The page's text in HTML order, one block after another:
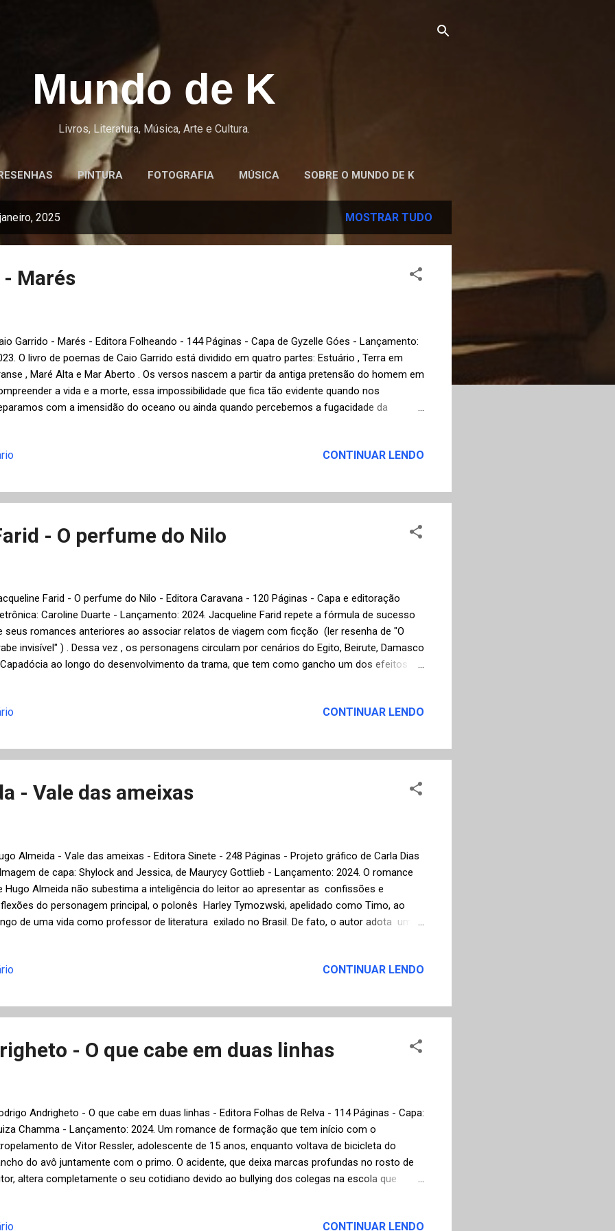
Mundo de K
Livros, Literatura, Música, Arte e Cultura.
PINTURA FOTOGRAFIA MÚSICA SOBRE O MUNDO DE K
2025 MOSTRAR TUDO
- Marés
Garrido - Marés - Editora Folheando - 144 Páginas - Capa de Gyzelle Góes - Lançamento:
O livro de poemas de Caio Garrido está dividido em quatro partes: Estuário , Terra em
, Maré Alta e Mar Aberto . Os versos nascem a partir da antiga pretensão do homem em
a vida e a morte, essa impossibilidade que fica tão evidente quando nos
com a imensidão do oceano ou ainda quando percebemos a fugacidade da
repente / com o fato de sermos tão sós / tal pássaro sem voz // Voltamos com a certeza
e o ritmo que Garrido busca com seus poemas: "Vontade de chorar / A água
é sincera // A mulher é bela / em qualquer lugar // Mas só no mar / É aquarela...
CONTINUAR LENDO
- O perfume do Nilo
Farid - O perfume do Nilo - Editora Caravana - 120 Páginas - Capa e editoração
Caroline Duarte - Lançamento: 2024. Jacqueline Farid repete a fórmula de sucesso
seus romances anteriores ao associar relatos de viagem com ficção (ler resenha de "O
invisível" ) . Dessa vez , os personagens circulam por cenários do Egito, Beirute, Damasco
ao longo do desenvolvimento da trama, que tem como gancho um dos efeitos
o aroma de um perfume singular, o Água do Nilo, que passa a ser uma obsessão por
somente aos poucos: o envelhecimento precoce da pele. Maravilhada com o
de seu olfato, mesmo que sentindo apenas um único odor, Adriana te...
CONTINUAR LENDO
- Vale das ameixas
Almeida - Vale das ameixas - Editora Sinete - 248 Páginas - Projeto gráfico de Carla Dias
de capa: Shylock and Jessica, de Maurycy Gottlieb - Lançamento: 2024. O romance
Hugo Almeida não subestima a inteligência do leitor ao apresentar as confissões e
do personagem principal, o polonês Harley Tymozwski, apelidado como Timo, ao
de uma vida como professor de literatura exilado no Brasil. De fato, o autor adota uma
e teatro, sempre comentando sobre o contexto sociopolítico e histórico, no Brasil e no
Guerra Mundial, assim como o período de repressão militar e da guerrilha do Araguaia
nosso país. Percebendo a proximidade da morte, o solitário e n...
CONTINUAR LENDO
- O que cabe em duas linhas
Andrigheto - O que cabe em duas linhas - Editora Folhas de Relva - 114 Páginas - Capa:
Chamma - Lançamento: 2024. Um romance de formação que tem início com o
de Vitor Ressler, adolescente de 15 anos, enquanto voltava de bicicleta do
do avô juntamente com o primo. O acidente, que deixa marcas profundas no rosto de
altera completamente o seu cotidiano devido ao bullying dos colegas na escola que
mas também o excesso de autoritarismo do pai, que não abre espaço para a
CONTINUAR LENDO